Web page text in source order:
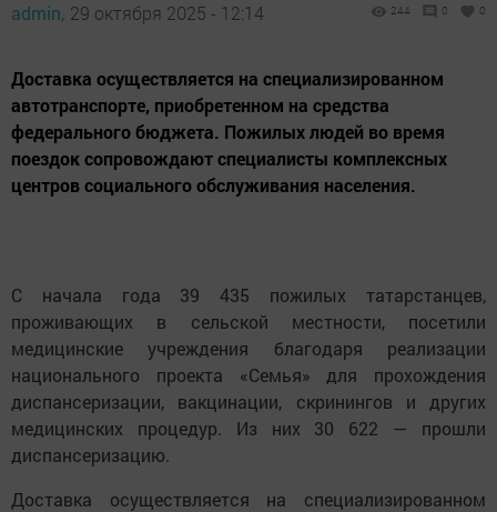
admin, 29 октября 2025 - 12:14 244 0 0
Доставка осуществляется на специализированном
автотранспорте, приобретенном на средства
федерального бюджета. Пожилых людей во время
поездок сопровождают специалисты комплексных
центров социального обслуживания населения.
С начала года 39 435 пожилых татарстанцев,
проживающих в сельской местности, посетили
медицинские учреждения благодаря реализации
национального проекта «Семья» для прохождения
диспансеризации, вакцинации, скринингов и других
медицинских процедур. Из них 30 622 — прошли
диспансеризацию.
Доставка осуществляется на специализированном